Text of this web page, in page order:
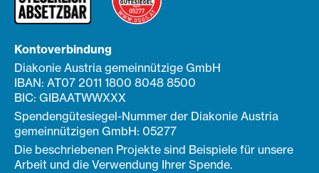
Kontoverbindung
Diakonie Austria gemeinnützige GmbH
IBAN: AT07 2011 1800 8048 8500
BIC: GIBAATWWXXX
Spendengütesiegel-Nummer der Diakonie Austria
gemeinnützigen GmbH: 05277
Die beschriebenen Projekte sind Beispiele für unsere
Arbeit und die Verwendung Ihrer Spende.